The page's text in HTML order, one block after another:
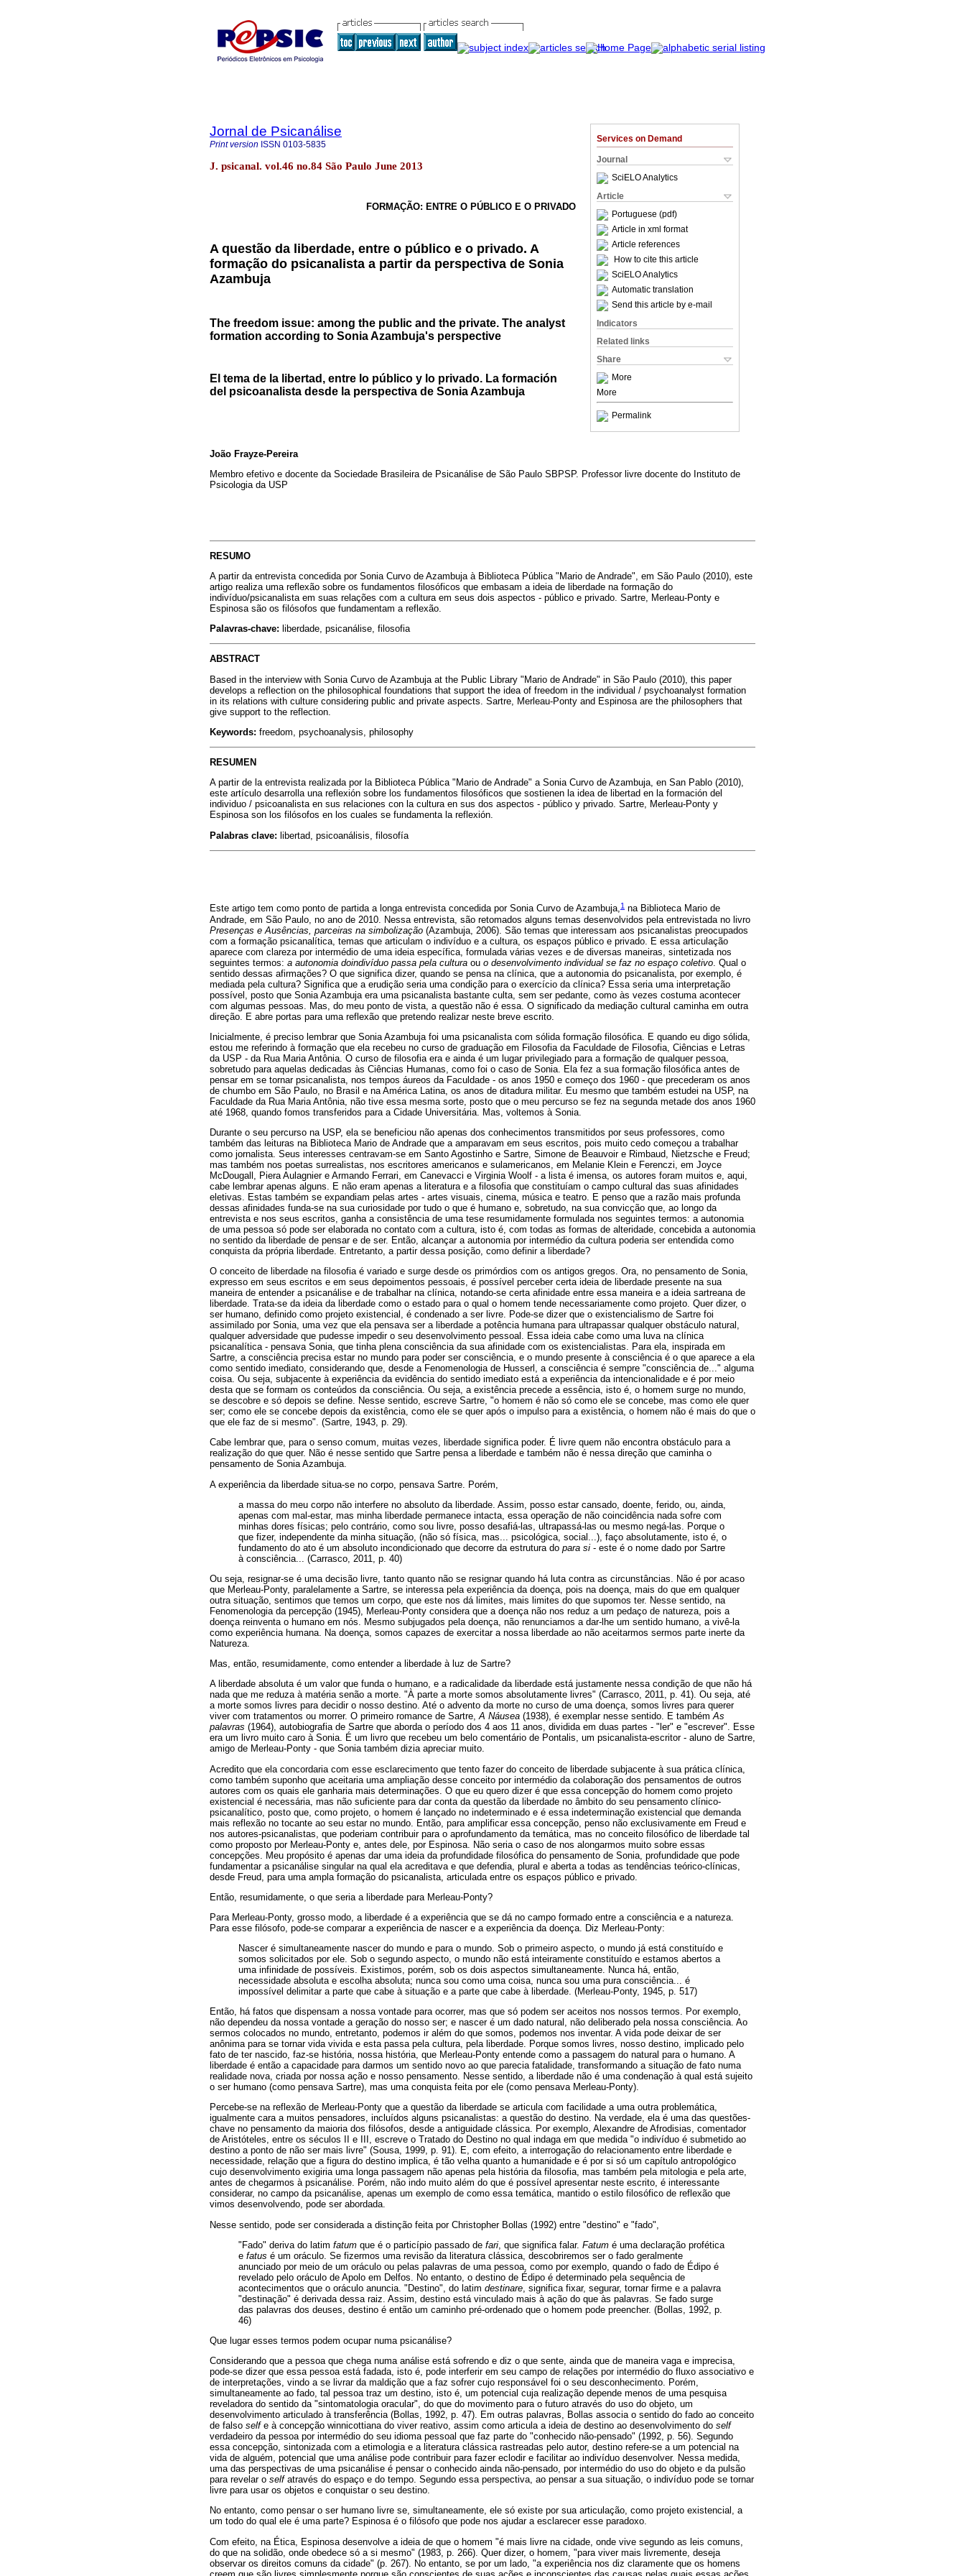
Services on Demand
Journal
SciELO Analytics
Article
Portuguese (pdf)
Article in xml format
Article references
How to cite this article
SciELO Analytics
Automatic translation
Send this article by e-mail
Indicators
Related links
Share
More
More
Permalink
Jornal de Psicanálise
Print version ISSN 0103-5835
J. psicanal. vol.46 no.84 São Paulo June 2013
FORMAÇÃO: ENTRE O PÚBLICO E O PRIVADO
A questão da liberdade, entre o público e o privado. A
formação do psicanalista a partir da perspectiva de Sonia
Azambuja
The freedom issue: among the public and the private. The analyst
formation according to Sonia Azambuja's perspective
El tema de la libertad, entre lo público y lo privado. La formación
del psicoanalista desde la perspectiva de Sonia Azambuja
João Frayze-Pereira
Membro efetivo e docente da Sociedade Brasileira de Psicanálise de São Paulo SBPSP. Professor livre docente do Instituto de
Psicologia da USP
RESUMO
A partir da entrevista concedida por Sonia Curvo de Azambuja à Biblioteca Pública "Mario de Andrade", em São Paulo (2010), este
artigo realiza uma reflexão sobre os fundamentos filosóficos que embasam a ideia de liberdade na formação do
indivíduo/psicanalista em suas relações com a cultura em seus dois aspectos - público e privado. Sartre, Merleau-Ponty e
Espinosa são os filósofos que fundamentam a reflexão.
Palavras-chave: liberdade, psicanálise, filosofia
ABSTRACT
Based in the interview with Sonia Curvo de Azambuja at the Public Library "Mario de Andrade" in São Paulo (2010), this paper
develops a reflection on the philosophical foundations that support the idea of freedom in the individual / psychoanalyst formation
in its relations with culture considering public and private aspects. Sartre, Merleau-Ponty and Espinosa are the philosophers that
give support to the reflection.
Keywords: freedom, psychoanalysis, philosophy
RESUMEN
A partir de la entrevista realizada por la Biblioteca Pública "Mario de Andrade" a Sonia Curvo de Azambuja, en San Pablo (2010),
este artículo desarrolla una reflexión sobre los fundamentos filosóficos que sostienen la idea de libertad en la formación del
individuo / psicoanalista en sus relaciones con la cultura en sus dos aspectos - público y privado. Sartre, Merleau-Ponty y
Espinosa son los filósofos en los cuales se fundamenta la reflexión.
Palabras clave: libertad, psicoanálisis, filosofía
Este artigo tem como ponto de partida a longa entrevista concedida por Sonia Curvo de Azambuja,1 na Biblioteca Mario de
Andrade, em São Paulo, no ano de 2010. Nessa entrevista, são retomados alguns temas desenvolvidos pela entrevistada no livro
Presenças e Ausências, parceiras na simbolização (Azambuja, 2006). São temas que interessam aos psicanalistas preocupados
com a formação psicanalítica, temas que articulam o indivíduo e a cultura, os espaços público e privado. E essa articulação
aparece com clareza por intermédio de uma ideia específica, formulada várias vezes e de diversas maneiras, sintetizada nos
seguintes termos: a autonomia doindivíduo passa pela cultura ou o desenvolvimento individual se faz no espaço coletivo . Qual o
sentido dessas afirmações? O que significa dizer, quando se pensa na clínica, que a autonomia do psicanalista, por exemplo, é
mediada pela cultura? Significa que a erudição seria uma condição para o exercício da clínica? Essa seria uma interpretação
possível, posto que Sonia Azambuja era uma psicanalista bastante culta, sem ser pedante, como às vezes costuma acontecer
com algumas pessoas. Mas, do meu ponto de vista, a questão não é essa. O significado da mediação cultural caminha em outra
direção. E abre portas para uma reflexão que pretendo realizar neste breve escrito.
Inicialmente, é preciso lembrar que Sonia Azambuja foi uma psicanalista com sólida formação filosófica. E quando eu digo sólida,
estou me referindo à formação que ela recebeu no curso de graduação em Filosofia da Faculdade de Filosofia, Ciências e Letras
da USP - da Rua Maria Antônia. O curso de filosofia era e ainda é um lugar privilegiado para a formação de qualquer pessoa,
sobretudo para aquelas dedicadas às Ciências Humanas, como foi o caso de Sonia. Ela fez a sua formação filosófica antes de
pensar em se tornar psicanalista, nos tempos áureos da Faculdade - os anos 1950 e começo dos 1960 - que precederam os anos
de chumbo em São Paulo, no Brasil e na América Latina, os anos de ditadura militar. Eu mesmo que também estudei na USP, na
Faculdade da Rua Maria Antônia, não tive essa mesma sorte, posto que o meu percurso se fez na segunda metade dos anos 1960
até 1968, quando fomos transferidos para a Cidade Universitária. Mas, voltemos à Sonia.
Durante o seu percurso na USP, ela se beneficiou não apenas dos conhecimentos transmitidos por seus professores, como
também das leituras na Biblioteca Mario de Andrade que a amparavam em seus escritos, pois muito cedo começou a trabalhar
como jornalista. Seus interesses centravam-se em Santo Agostinho e Sartre, Simone de Beauvoir e Rimbaud, Nietzsche e Freud;
mas também nos poetas surrealistas, nos escritores americanos e sulamericanos, em Melanie Klein e Ferenczi, em Joyce
McDougall, Piera Aulagnier e Armando Ferrari, em Canevacci e Virginia Woolf - a lista é imensa, os autores foram muitos e, aqui,
cabe lembrar apenas alguns. E não eram apenas a literatura e a filosofia que constituíam o campo cultural das suas afinidades
eletivas. Estas também se expandiam pelas artes - artes visuais, cinema, música e teatro. E penso que a razão mais profunda
dessas afinidades funda-se na sua curiosidade por tudo o que é humano e, sobretudo, na sua convicção que, ao longo da
entrevista e nos seus escritos, ganha a consistência de uma tese resumidamente formulada nos seguintes termos: a autonomia
de uma pessoa só pode ser elaborada no contato com a cultura, isto é, com todas as formas de alteridade, concebida a autonomia
no sentido da liberdade de pensar e de ser. Então, alcançar a autonomia por intermédio da cultura poderia ser entendida como
conquista da própria liberdade. Entretanto, a partir dessa posição, como definir a liberdade?
O conceito de liberdade na filosofia é variado e surge desde os primórdios com os antigos gregos. Ora, no pensamento de Sonia,
expresso em seus escritos e em seus depoimentos pessoais, é possível perceber certa ideia de liberdade presente na sua
maneira de entender a psicanálise e de trabalhar na clínica, notando-se certa afinidade entre essa maneira e a ideia sartreana de
liberdade. Trata-se da ideia da liberdade como o estado para o qual o homem tende necessariamente como projeto. Quer dizer, o
ser humano, definido como projeto existencial, é condenado a ser livre. Pode-se dizer que o existencialismo de Sartre foi
assimilado por Sonia, uma vez que ela pensava ser a liberdade a potência humana para ultrapassar qualquer obstáculo natural,
qualquer adversidade que pudesse impedir o seu desenvolvimento pessoal. Essa ideia cabe como uma luva na clínica
psicanalítica - pensava Sonia, que tinha plena consciência da sua afinidade com os existencialistas. Para ela, inspirada em
Sartre, a consciência precisa estar no mundo para poder ser consciência, e o mundo presente à consciência é o que aparece a ela
como sentido imediato, considerando que, desde a Fenomenologia de Husserl, a consciência é sempre "consciência de..." alguma
coisa. Ou seja, subjacente à experiência da evidência do sentido imediato está a experiência da intencionalidade e é por meio
desta que se formam os conteúdos da consciência. Ou seja, a existência precede a essência, isto é, o homem surge no mundo,
se descobre e só depois se define. Nesse sentido, escreve Sartre, "o homem é não só como ele se concebe, mas como ele quer
ser; como ele se concebe depois da existência, como ele se quer após o impulso para a existência, o homem não é mais do que o
que ele faz de si mesmo". (Sartre, 1943, p. 29).
Cabe lembrar que, para o senso comum, muitas vezes, liberdade significa poder. É livre quem não encontra obstáculo para a
realização do que quer. Não é nesse sentido que Sartre pensa a liberdade e também não é nessa direção que caminha o
pensamento de Sonia Azambuja.
A experiência da liberdade situa-se no corpo, pensava Sartre. Porém,
a massa do meu corpo não interfere no absoluto da liberdade. Assim, posso estar cansado, doente, ferido, ou, ainda,
apenas com mal-estar, mas minha liberdade permanece intacta, essa operação de não coincidência nada sofre com
minhas dores físicas; pelo contrário, como sou livre, posso desafiá-las, ultrapassá-las ou mesmo negá-las. Porque o
que fizer, independente da minha situação, (não só física, mas... psicológica, social...), faço absolutamente, isto é, o
fundamento do ato é um absoluto incondicionado que decorre da estrutura do para si - este é o nome dado por Sartre
à consciência... (Carrasco, 2011, p. 40)
Ou seja, resignar-se é uma decisão livre, tanto quanto não se resignar quando há luta contra as circunstâncias. Não é por acaso
que Merleau-Ponty, paralelamente a Sartre, se interessa pela experiência da doença, pois na doença, mais do que em qualquer
outra situação, sentimos que temos um corpo, que este nos dá limites, mais limites do que supomos ter. Nesse sentido, na
Fenomenologia da percepção (1945), Merleau-Ponty considera que a doença não nos reduz a um pedaço de natureza, pois a
doença reinventa o humano em nós. Mesmo subjugados pela doença, não renunciamos a dar-lhe um sentido humano, a vivê-la
como experiência humana. Na doença, somos capazes de exercitar a nossa liberdade ao não aceitarmos sermos parte inerte da
Natureza.
Mas, então, resumidamente, como entender a liberdade à luz de Sartre?
A liberdade absoluta é um valor que funda o humano, e a radicalidade da liberdade está justamente nessa condição de que não há
nada que me reduza à matéria senão a morte. "À parte a morte somos absolutamente livres" (Carrasco, 2011, p. 41). Ou seja, até
a morte somos livres para decidir o nosso destino. Até o advento da morte no curso de uma doença, somos livres para querer
viver com tratamentos ou morrer. O primeiro romance de Sartre,A Náusea (1938), é exemplar nesse sentido. E tambémAs
palavras (1964), autobiografia de Sartre que aborda o período dos 4 aos 11 anos, dividida em duas partes - "ler" e "escrever". Esse
era um livro muito caro à Sonia. É um livro que recebeu um belo comentário de Pontalis, um psicanalista-escritor - aluno de Sartre,
amigo de Merleau-Ponty - que Sonia também dizia apreciar muito.
Acredito que ela concordaria com esse esclarecimento que tento fazer do conceito de liberdade subjacente à sua prática clínica,
como também suponho que aceitaria uma ampliação desse conceito por intermédio da colaboração dos pensamentos de outros
autores com os quais ele ganharia mais determinações. O que eu quero dizer é que essa concepção do homem como projeto
existencial é necessária, mas não suficiente para dar conta da questão da liberdade no âmbito do seu pensamento clínico-
psicanalítico, posto que, como projeto, o homem é lançado no indeterminado e é essa indeterminação existencial que demanda
mais reflexão no tocante ao seu estar no mundo. Então, para amplificar essa concepção, penso não exclusivamente em Freud e
nos autores-psicanalistas, que poderiam contribuir para o aprofundamento da temática, mas no conceito filosófico de liberdade tal
como proposto por Merleau-Ponty e, antes dele, por Espinosa. Não seria o caso de nos alongarmos muito sobre essas
concepções. Meu propósito é apenas dar uma ideia da profundidade filosófica do pensamento de Sonia, profundidade que pode
fundamentar a psicanálise singular na qual ela acreditava e que defendia, plural e aberta a todas as tendências teórico-clínicas,
desde Freud, para uma ampla formação do psicanalista, articulada entre os espaços público e privado.
Então, resumidamente, o que seria a liberdade para Merleau-Ponty?
Para Merleau-Ponty, grosso modo, a liberdade é a experiência que se dá no campo formado entre a consciência e a natureza.
Para esse filósofo, pode-se comparar a experiência de nascer e a experiência da doença. Diz Merleau-Ponty:
Nascer é simultaneamente nascer do mundo e para o mundo. Sob o primeiro aspecto, o mundo já está constituído e
somos solicitados por ele. Sob o segundo aspecto, o mundo não está inteiramente constituído e estamos abertos a
uma infinidade de possíveis. Existimos, porém, sob os dois aspectos simultaneamente. Nunca há, então,
necessidade absoluta e escolha absoluta; nunca sou como uma coisa, nunca sou uma pura consciência... é
impossível delimitar a parte que cabe à situação e a parte que cabe à liberdade. (Merleau-Ponty, 1945, p. 517)
Então, há fatos que dispensam a nossa vontade para ocorrer, mas que só podem ser aceitos nos nossos termos. Por exemplo,
não dependeu da nossa vontade a geração do nosso ser; e nascer é um dado natural, não deliberado pela nossa consciência. Ao
sermos colocados no mundo, entretanto, podemos ir além do que somos, podemos nos inventar. A vida pode deixar de ser
anônima para se tornar vida vivida e esta passa pela cultura, pela liberdade. Porque somos livres, nosso destino, implicado pelo
fato de ter nascido, faz-se história, nossa história, que Merleau-Ponty entende como a passagem do natural para o humano. A
liberdade é então a capacidade para darmos um sentido novo ao que parecia fatalidade, transformando a situação de fato numa
realidade nova, criada por nossa ação e nosso pensamento. Nesse sentido, a liberdade não é uma condenação à qual está sujeito
o ser humano (como pensava Sartre), mas uma conquista feita por ele (como pensava Merleau-Ponty).
Percebe-se na reflexão de Merleau-Ponty que a questão da liberdade se articula com facilidade a uma outra problemática,
igualmente cara a muitos pensadores, incluídos alguns psicanalistas: a questão do destino. Na verdade, ela é uma das questões-
chave no pensamento da maioria dos filósofos, desde a antiguidade clássica. Por exemplo, Alexandre de Afrodisias, comentador
de Aristóteles, entre os séculos II e III, escreve o Tratado do Destino no qual indaga em que medida "o indivíduo é submetido ao
destino a ponto de não ser mais livre" (Sousa, 1999, p. 91). E, com efeito, a interrogação do relacionamento entre liberdade e
necessidade, relação que a figura do destino implica, é tão velha quanto a humanidade e é por si só um capítulo antropológico
cujo desenvolvimento exigiria uma longa passagem não apenas pela história da filosofia, mas também pela mitologia e pela arte,
antes de chegarmos à psicanálise. Porém, não indo muito além do que é possível apresentar neste escrito, é interessante
considerar, no campo da psicanálise, apenas um exemplo de como essa temática, mantido o estilo filosófico de reflexão que
vimos desenvolvendo, pode ser abordada.
Nesse sentido, pode ser considerada a distinção feita por Christopher Bollas (1992) entre "destino" e "fado",
"Fado" deriva do latim fatum que é o particípio passado de fari , que significa falar. Fatum é uma declaração profética
e fatus é um oráculo. Se fizermos uma revisão da literatura clássica, descobriremos ser o fado geralmente
anunciado por meio de um oráculo ou pelas palavras de uma pessoa, como por exemplo, quando o fado de Édipo é
revelado pelo oráculo de Apolo em Delfos. No entanto, o destino de Édipo é determinado pela sequência de
acontecimentos que o oráculo anuncia. "Destino", do latim destinare , significa fixar, segurar, tornar firme e a palavra
"destinação" é derivada dessa raiz. Assim, destino está vinculado mais à ação do que às palavras. Se fado surge
das palavras dos deuses, destino é então um caminho pré-ordenado que o homem pode preencher. (Bollas, 1992, p.
46)
Que lugar esses termos podem ocupar numa psicanálise?
Considerando que a pessoa que chega numa análise está sofrendo e diz o que sente, ainda que de maneira vaga e imprecisa,
pode-se dizer que essa pessoa está fadada, isto é, pode interferir em seu campo de relações por intermédio do fluxo associativo e
de interpretações, vindo a se livrar da maldição que a faz sofrer cujo responsável foi o seu desconhecimento. Porém,
simultaneamente ao fado, tal pessoa traz um destino, isto é, um potencial cuja realização depende menos de uma pesquisa
reveladora do sentido da "sintomatologia oracular", do que do movimento para o futuro através do uso do objeto, um
desenvolvimento articulado à transferência (Bollas, 1992, p. 47). Em outras palavras, Bollas associa o sentido do fado ao conceito
de falso selfe à concepção winnicottiana do viver reativo, assim como articula a ideia de destino ao desenvolvimento do self
verdadeiro da pessoa por intermédio do seu idioma pessoal que faz parte do "conhecido não-pensado" (1992, p. 56). Segundo
essa concepção, sintonizada com a etimologia e a literatura clássica rastreadas pelo autor, destino refere-se a um potencial na
vida de alguém, potencial que uma análise pode contribuir para fazer eclodir e facilitar ao indivíduo desenvolver. Nessa medida,
uma das perspectivas de uma psicanálise é pensar o conhecido ainda não-pensado, por intermédio do uso do objeto e da pulsão
para revelar o selfatravés do espaço e do tempo. Segundo essa perspectiva, ao pensar a sua situação, o indivíduo pode se tornar
livre para usar os objetos e conquistar o seu destino.
No entanto, como pensar o ser humano livre se, simultaneamente, ele só existe por sua articulação, como projeto existencial, a
um todo do qual ele é uma parte? Espinosa é o filósofo que pode nos ajudar a esclarecer esse paradoxo.
Com efeito, na Ética, Espinosa desenvolve a ideia de que o homem "é mais livre na cidade, onde vive segundo as leis comuns,
do que na solidão, onde obedece só a si mesmo" (1983, p. 266). Quer dizer, o homem, "para viver mais livremente, deseja
observar os direitos comuns da cidade" (p. 267). No entanto, se por um lado, "a experiência nos diz claramente que os homens